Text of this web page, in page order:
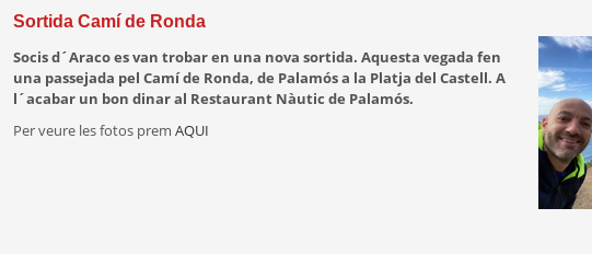
Sortida Camí de Ronda
Socis d´Araco es van trobar en una nova sortida. Aquesta vegada fen
una passejada pel Camí de Ronda, de Palamós a la Platja del Castell. A
l´acabar un bon dinar al Restaurant Nàutic de Palamós.
Per veure les fotos prem AQUI